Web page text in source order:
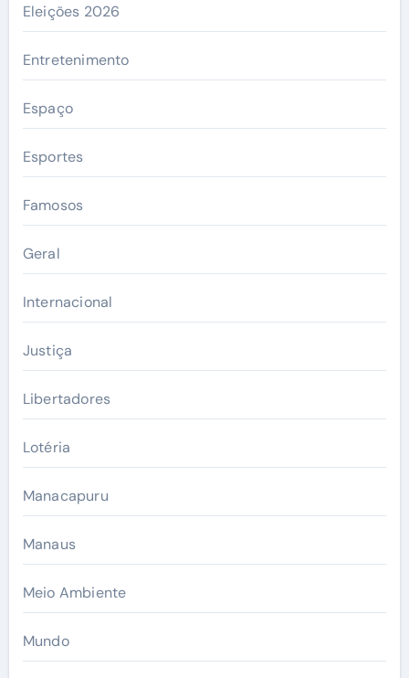
Eleições 2026
Entretenimento
Espaço
Esportes
Famosos
Geral
Internacional
Justiça
Libertadores
Lotéria
Manacapuru
Manaus
Meio Ambiente
Mundo